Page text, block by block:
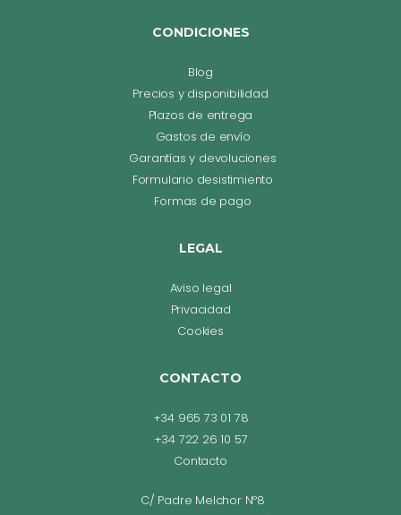
CONDICIONES
Blog
Precios y disponibilidad
Plazos de entrega
Gastos de envío
Garantías y devoluciones
Formulario desistimiento
Formas de pago
LEGAL
Aviso legal
Privacidad
Cookies
CONTACTO
+34 965 73 01 78
+34 722 26 10 57
Contacto
C/ Padre Melchor Nº8